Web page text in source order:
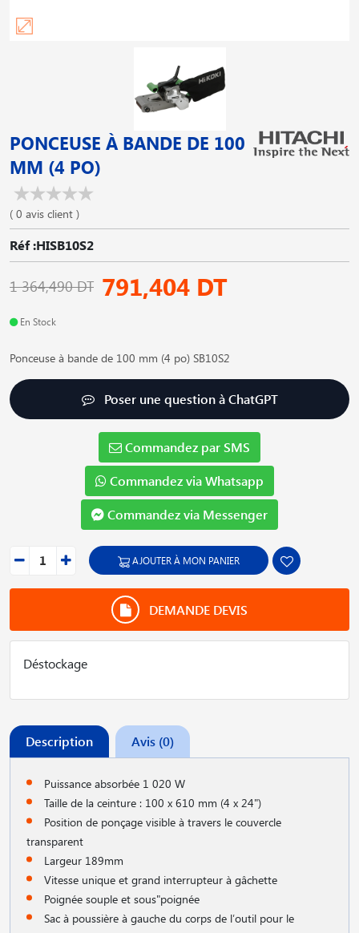
PONCEUSE À BANDE DE 100
MM (4 PO)
( 0 avis client )
Réf :HISB10S2
1 364,490 DT 791,404 DT
En Stock
Ponceuse à bande de 100 mm (4 po) SB10S2
Poser une question à ChatGPT
Commandez par SMS
Commandez via Whatsapp
Commandez via Messenger
AJOUTER À MON PANIER
DEMANDE DEVIS
Déstockage
Description Avis (0)
Puissance absorbée 1 020 W
Taille de la ceinture : 100 x 610 mm (4 x 24")
Position de ponçage visible à travers le couvercle
transparent
Largeur 189mm
Vitesse unique et grand interrupteur à gâchette
Poignée souple et sous"poignée
Sac à poussière à gauche du corps de l′outil pour le